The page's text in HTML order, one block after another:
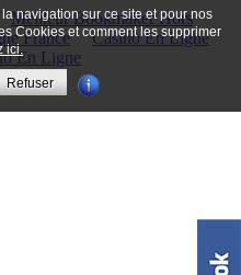
Meilleur Bookmaker Hors
France
Casino En Ligne
En Ligne
navigation sur ce site et pour nos
Cookies et comment les supprimer
ici.
Refuser